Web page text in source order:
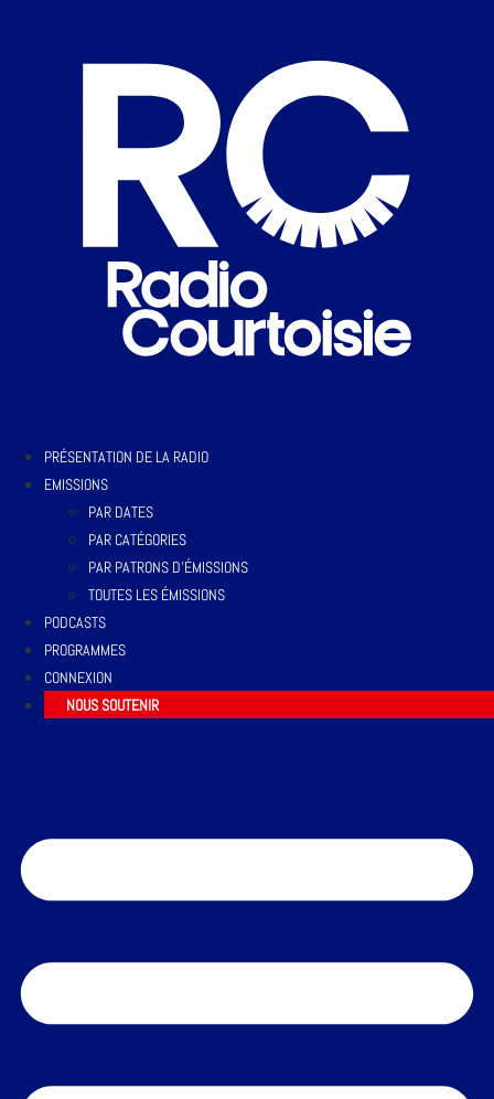
PRÉSENTATION DE LA RADIO
EMISSIONS
PAR DATES
PAR CATÉGORIES
PAR PATRONS D’ÉMISSIONS
TOUTES LES ÉMISSIONS
PODCASTS
PROGRAMMES
CONNEXION
NOUS SOUTENIR